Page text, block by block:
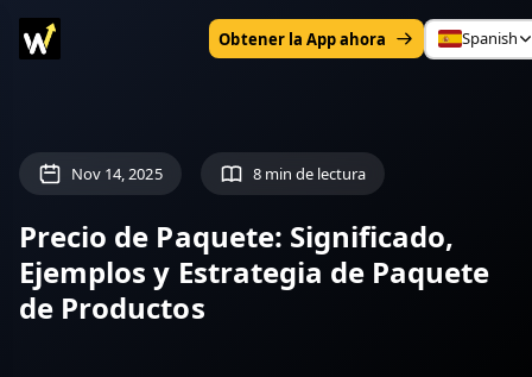
Obtener la App ahora Spanish
Nov 14, 2025 8 min de lectura
Precio de Paquete: Significado,
Ejemplos y Estrategia de Paquete
de Productos